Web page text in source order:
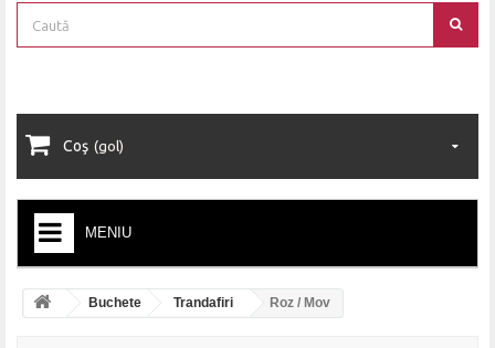
Coş (gol)
MENIU
HOME
Buchete Trandafiri Roz / Mov